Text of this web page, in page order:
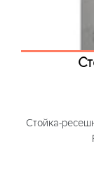
Стойка-